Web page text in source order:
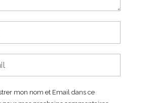
mon nom et Email dans ce